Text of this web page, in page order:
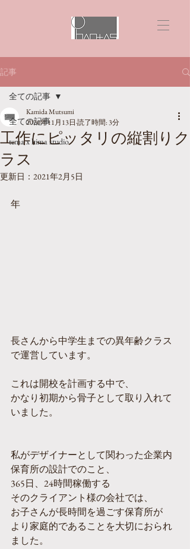
記事
全ての記事
tema x hima studio
全ての記事
工作にピッタリの縦割りク
ラス
Kamida Mutsumi
2020年11月13日 読了時間: 3分
更新日： 2021年2月5日
年
長さんから中学生までの異年齢クラス
で運営しています。
これは開校を計画する中で、
かなり初期から骨子として取り入れて
いました。
私がデザイナーとして関わった企業内
保育所の設計でのこと、
365日、24時間稼働する
そのクライアント様の会社では、
お子さんが長時間を過ごす保育所が
より家庭的であることを大切におられ
ました。